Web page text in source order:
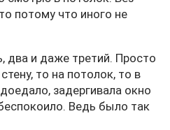
потому что иного не
два и даже третий. Просто
то на потолок, то в
задергивала окно
Ведь было так